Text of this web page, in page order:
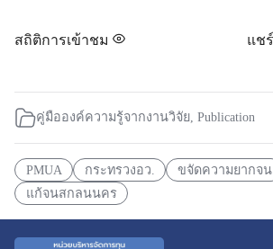
สถิติการเข้าชม
คู่มือองค์ความรู้จากงานวิจัย Publication
PMUA กระทรวงอว. ขจัดความยากจน
แก้จนสกลนนคร